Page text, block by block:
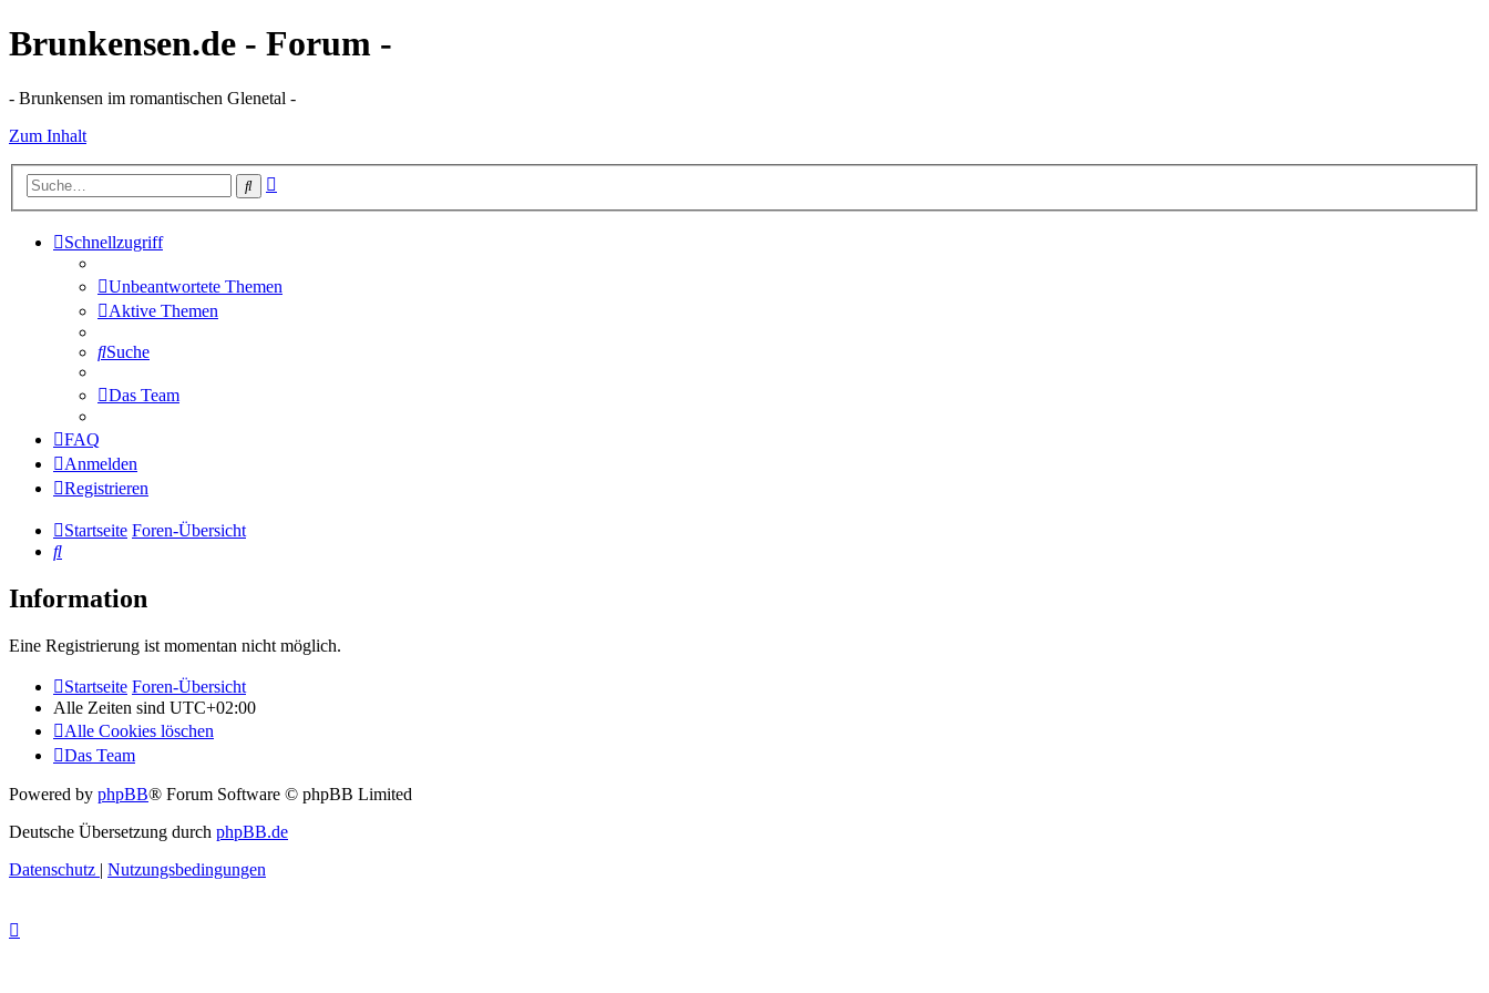
Brunkensen.de - Forum -
- Brunkensen im romantischen Glenetal -
Zum Inhalt
Suche
Schnellzugriff
Unbeantwortete Themen
Aktive Themen
Suche
Das Team
FAQ
Anmelden
Registrieren
Startseite Foren-Übersicht
Suche
Information
Eine Registrierung ist momentan nicht möglich.
Startseite Foren-Übersicht
Alle Zeiten sind UTC+02:00
Alle Cookies löschen
Das Team
Powered by phpBB® Forum Software © phpBB Limited
Deutsche Übersetzung durch phpBB.de
Datenschutz | Nutzungsbedingungen